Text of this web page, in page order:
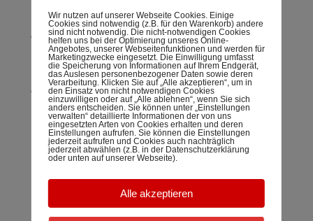
Videoüberwachungsanlagen
Beratung, Planung und Montage – individuell auf die
Erfordernisse Ihrer zu überwachenden Objekte
abgestimmt (Video-Anlagen)
Von der Installation der Vidoeüberwachungs-
Kameras, über die Aufzeichnug des Vidoematerials
und der Auswertung der Video-Aufzeichnungen via
Video-Security-Software, im Sicherheits-Fachbetrieb
werden Sie umfassend beraten und bestens
ausgestattet.
Videofernübertragung
Wir nutzen auf unserer Webseite Cookies. Einige
Cookies sind notwendig (z.B. für den Warenkorb) andere
sind nicht notwendig. Die nicht-notwendigen Cookies
helfen uns bei der Optimierung unseres Online-
Angebotes, unserer Webseitenfunktionen und werden für
Marketingzwecke eingesetzt. Die Einwilligung umfasst
die Speicherung von Informationen auf Ihrem Endgerät,
das Auslesen personenbezogener Daten sowie deren
Verarbeitung. Klicken Sie auf „Alle akzeptieren“, um in
den Einsatz von nicht notwendigen Cookies
einzuwilligen oder auf „Alle ablehnen“, wenn Sie sich
anders entscheiden. Sie können unter „Einstellungen
verwalten“ detaillierte Informationen der von uns
eingesetzten Arten von Cookies erhalten und deren
Einstellungen aufrufen. Sie können die Einstellungen
jederzeit aufrufen und Cookies auch nachträglich
jederzeit abwählen (z.B. in der Datenschutzerklärung
oder unten auf unserer Webseite).
Alle akzeptieren